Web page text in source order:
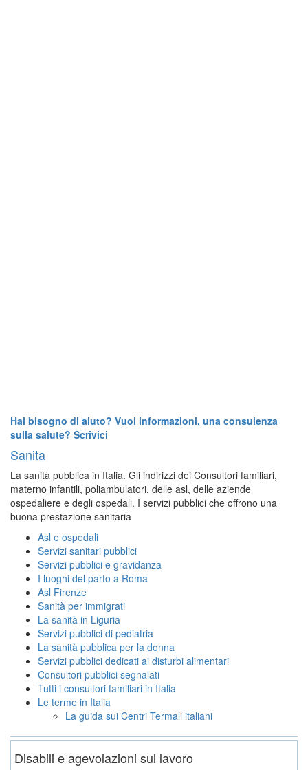
Hai bisogno di aiuto? Vuoi informazioni, una consulenza
sulla salute? Scrivici
Sanita
La sanità pubblica in Italia. Gli indirizzi dei Consultori familiari,
materno infantili, poliambulatori, delle asl, delle aziende
ospedaliere e degli ospedali. I servizi pubblici che offrono una
buona prestazione sanitaria
Asl e ospedali
Servizi sanitari pubblici
Servizi pubblici e gravidanza
I luoghi del parto a Roma
Asl Firenze
Sanità per immigrati
La sanità in Liguria
Servizi pubblici di pediatria
La sanità pubblica per la donna
Servizi pubblici dedicati ai disturbi alimentari
Consultori pubblici segnalati
Tutti i consultori familiari in Italia
Le terme in Italia
La guida sui Centri Termali italiani
Disabili e agevolazioni sul lavoro